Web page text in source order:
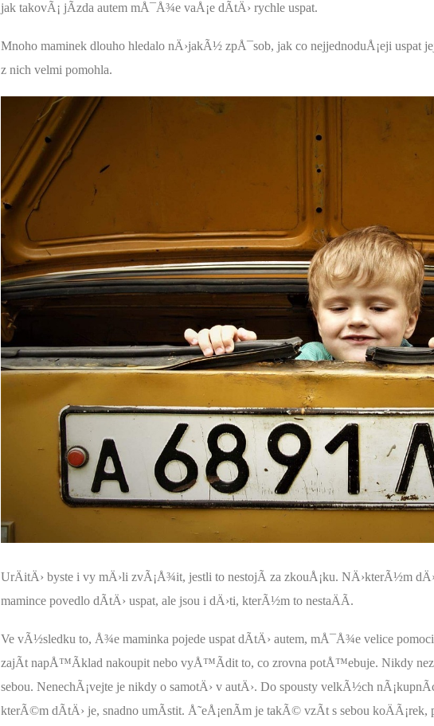
jak takovÃ¡ jÃ­zda autem mÅ¯Å¾e vaÅ¡e dÃ­tÄ› rychle uspat.
Mnoho maminek dlouho hledalo nÄ›jakÃ½ zpÅ¯sob, jak co nejjednoduÅ¡eji uspat
z nich velmi pomohla.
UrÄitÄ› byste i vy mÄ›li zvÃ¡Å¾it, jestli to nestojÃ­ za zkouÅ¡ku. NÄ›kterÃ½m
mamince povedlo dÃ­tÄ› uspat, ale jsou i dÄ›ti, kterÃ½m to nestaÄÃ­.
Ve vÃ½sledku to, Å¾e maminka pojede uspat dÃ­tÄ› autem, mÅ¯Å¾e velice
zajÃ­t napÅ™Ã­klad nakoupit nebo vyÅ™Ã­dit to, co zrovna potÅ™ebuje. Nikdy
sebou. NenechÃ¡vejte je nikdy o samotÄ› v autÄ›. Do spousty velkÃ½ch
kterÃ©m dÃ­tÄ› je, snadno umÃ­stit. Å˜eÅ¡enÃ­m je takÃ© vzÃ­t s sebou